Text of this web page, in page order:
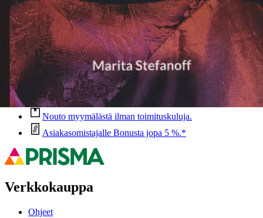
Oletko tyytyväinen tuotetietoihin?
Ovatko tuotetiedot riittävät? Jos tuotetiedoissa on puutteita tai niitä
voisi muuten parantaa, anna palautetta.
Anna palautetta ,Avautuu uuteen välilehteen
Ilmainen palautus 30 päivää.*
Nouto myymälästä ilman toimituskuluja.
Asiakasomistajalle Bonusta jopa 5 %.*
Verkkokauppa
Ohjeet